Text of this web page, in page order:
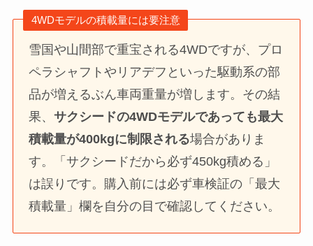
4WDモデルの積載量には要注意
雪国や山間部で重宝される4WDですが、プロ
ペラシャフトやリアデフといった駆動系の部
品が増えるぶん車両重量が増します。その結
果、サクシードの4WDモデルであっても最大
積載量が400kgに制限される場合がありま
す。「サクシードだから必ず450kg積める」
は誤りです。購入前には必ず車検証の「最大
積載量」欄を自分の目で確認してください。